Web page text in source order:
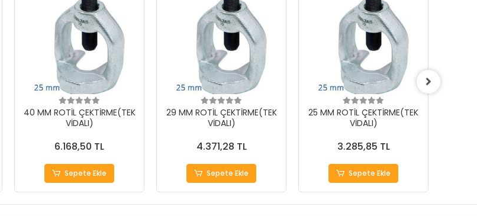
40 MM ROTİL ÇEKTİRME(TEK
VİDALI)
6.168,50 TL
Sepete Ekle
29 MM ROTİL ÇEKTİRME(TEK
VİDALI)
4.371,28 TL
Sepete Ekle
25 MM ROTİL ÇEKTİRME(TEK
VİDALI)
3.285,85 TL
Sepete Ekle